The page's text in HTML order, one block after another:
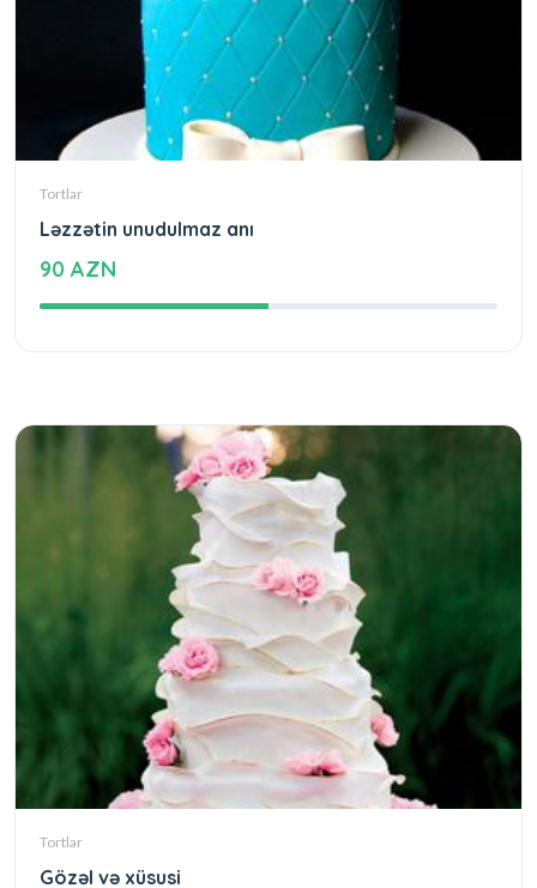
Tortlar
Ləzzətin unudulmaz anı
90 AZN
Tortlar
Gözəl və xüsusi